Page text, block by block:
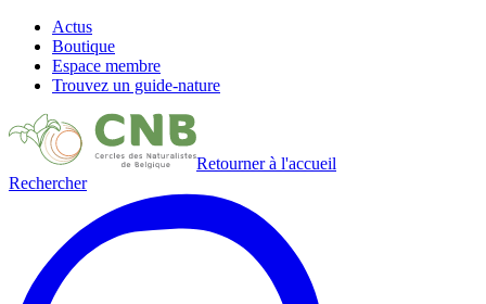
Actus
Boutique
Espace membre
Trouvez un guide-nature
Retourner à l'accueil
Rechercher